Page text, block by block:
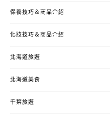
保養技巧＆商品介紹
化妝技巧＆商品介紹
北海道旅遊
北海道美食
千葉旅遊